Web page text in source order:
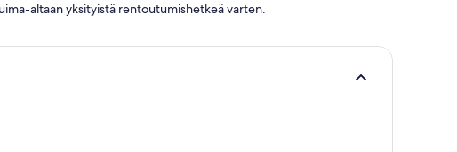
altaan yksityistä rentoutumishetkeä varten.